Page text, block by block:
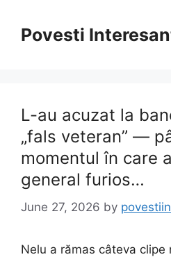
contentPovesti
L-au acuzat la
„fals veteran” —
momentul în care
general furios…
June 27, 2026 by
Nelu a rămas câteva clipe